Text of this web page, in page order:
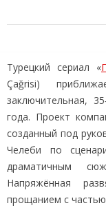
Турецкий сериал «
Çağrisi)
заключительная,
года. Проект
созданный под
Челеби по
драматичным
Напряжённая
прощанием с